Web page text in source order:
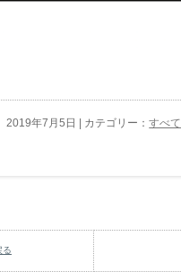
2019年7月5日 | カテゴリー：すべて
る